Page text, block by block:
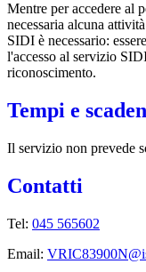
Mentre per accedere al
necessaria alcuna
SIDI è necessario:
l'accesso al servizio
riconoscimento.
Tempi e
Il servizio non prevede
Contatti
Tel: 045 565602
Email: